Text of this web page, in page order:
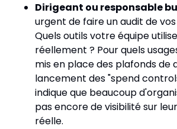
Dirigeant ou responsable
urgent de faire un audit de
Quels outils votre équipe
réellement ? Pour quels
mis en place des plafonds de
lancement des "spend
indique que beaucoup
pas encore de visibilité sur
réelle.